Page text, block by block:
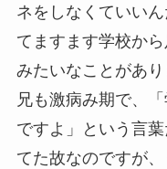
ネをしなくていい
てますます学校か
みたいなことがあ
兄も激病み期で、
ですよ」という言
てた故なのですが